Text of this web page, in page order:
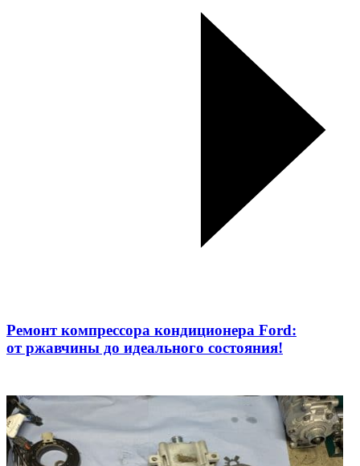
Ремонт компрессора кондиционера Ford:
от ржавчины до идеального состояния!